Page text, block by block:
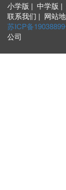
小学版 | 中学版
联系我们 | 网站
苏ICP备19038899
公司